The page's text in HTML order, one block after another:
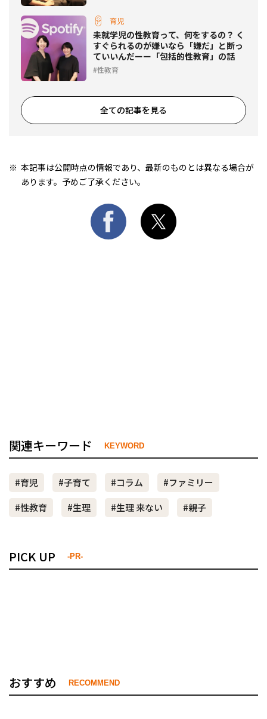
育児
未就学児の性教育って、何をするの？ く
すぐられるのが嫌いなら「嫌だ」と断っ
ていいんだーー「包括的性教育」の話
性教育
全ての記事を見る
本記事は公開時点の情報であり、最新のものとは異なる場合が
あります。予めご了承ください。
関連キーワード KEYWORD
#育児 #子育て #コラム
#ファミリー
#性教育
#生理 #生理 来ない #親子
PICK UP -PR-
おすすめ RECOMMEND